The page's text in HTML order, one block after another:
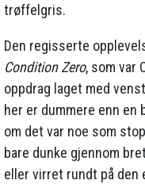
trøffelgris.
Den regisserte
Condition Zero, som var
oppdrag laget med
her er dummere enn
om det var noe som
bare dunke gjennom
eller virret rundt på den